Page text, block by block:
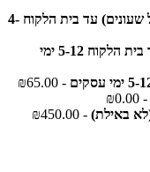
משלוח תמונה קטנה(עד 120 ס"מ ,כולל שעונים) עד בית הלקוח 4-
משלוח תמונה גדולה(מעל 120 ס"מ) עד בית הלקוח 5-12 ימי
- ₪65.00
- ₪0.00
- ₪450.00